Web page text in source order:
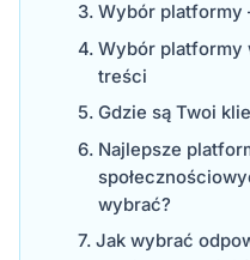
Wybór platformy
Wybór platformy
treści
Gdzie są Twoi
Najlepsze
wybrać?
Jak wybrać